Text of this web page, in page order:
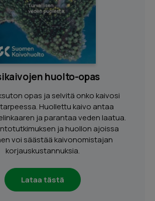
huolto-opas
opas ja selvitä onko kaivosi
Huollettu kaivo antaa
ja parantaa veden laatua.
ja huollon ajoissa
voi säästää kaivonomistajan
korjauskustannuksia.
Lataa tästä